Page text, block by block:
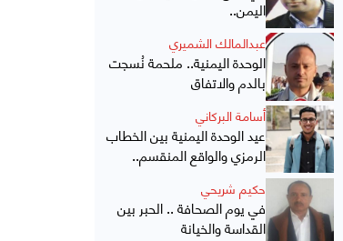
اليمن..
عبدالمالك الشميري
الوحدة اليمنية.. ملحمة نُسجت
بالدم والاتفاق
أسامة البركاني
عيد الوحدة اليمنية بين الخطاب
الرمزي والواقع المنقسم..
حكيم شريحي
في يوم الصحافة .. الحبر بين
القداسة والخيانة